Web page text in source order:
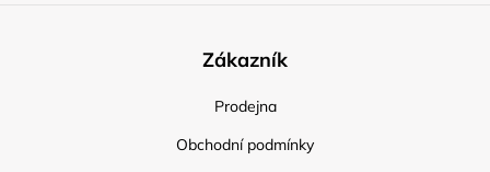
Zákazník
Prodejna
Obchodní podmínky